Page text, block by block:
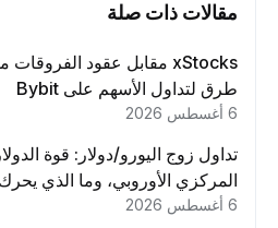
مقالات ذات صلة
طرق لتداول الأسهم على Bybit
تداول زوج اليورو/دولار: قوة
المركزي الأوروبي، وما الذي يحرك